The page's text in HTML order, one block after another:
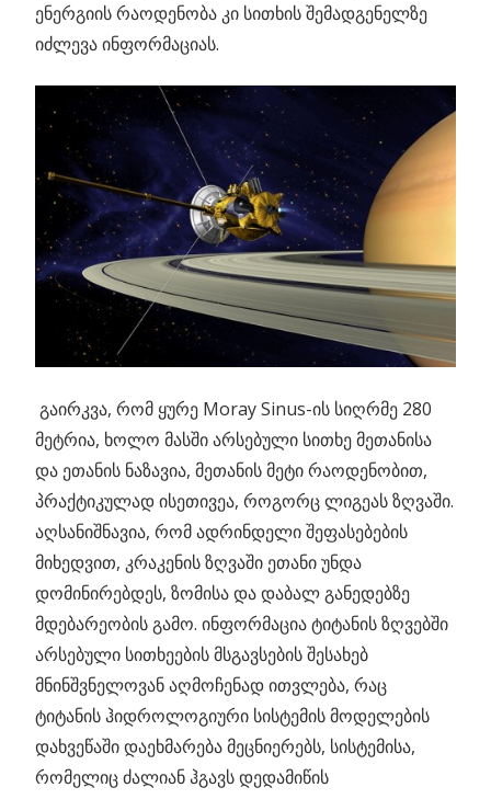
ენერგიის რაოდენობა კი სითხის შემადგენელზე
იძლევა ინფორმაციას.
გაირკვა, რომ ყურე Moray Sinus-ის სიღრმე 280
მეტრია, ხოლო მასში არსებული სითხე მეთანისა
და ეთანის ნაზავია, მეთანის მეტი რაოდენობით,
პრაქტიკულად ისეთივეა, როგორც ლიგეას ზღვაში.
აღსანიშნავია, რომ ადრინდელი შეფასებების
მიხედვით, კრაკენის ზღვაში ეთანი უნდა
დომინირებდეს, ზომისა და დაბალ განედებზე
მდებარეობის გამო. ინფორმაცია ტიტანის ზღვებში
არსებული სითხეების მსგავსების შესახებ
მნინშვნელოვან აღმოჩენად ითვლება, რაც
ტიტანის ჰიდროლოგიური სისტემის მოდელების
დახვეწაში დაეხმარება მეცნიერებს, სისტემისა,
რომელიც ძალიან ჰგავს დედამიწის